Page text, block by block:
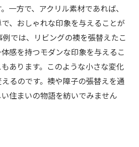
一方で、アクリル素材であれば、
、おしゃれな印象を与えることが
では、リビングの襖を張替えたこ
感を持つモダンな印象を与えるこ
あります。このような小さな変化
るのです。襖や障子の張替えを通
住まいの物語を紡いでみません